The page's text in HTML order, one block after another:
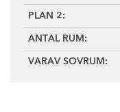
PLAN 2:
ANTAL RUM:
VARAV SOVRUM: